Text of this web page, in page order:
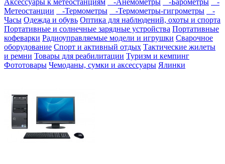
Аксессуары к метеостанциям -Анемометры -Барометры
-
Метеостанции
-Термометры -Термометры-гигрометры
-
Часы Одежда и обувь Оптика для наблюдений, охоты и спорта
Портативные и солнечные зарядные устройства Портативные
кофеварки Радиоуправляемые модели и игрушки Сварочное
оборудование Спорт и активный отдых Тактические жилеты
и ремни Товары для реабилитации Туризм и кемпинг
Фототовары Чемоданы, сумки и аксессуары Ялинки